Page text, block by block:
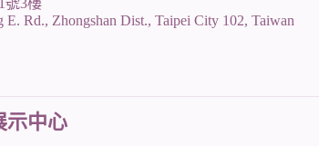
號3樓
E. Rd., Zhongshan Dist., Taipei City 102, Taiwan
示中心